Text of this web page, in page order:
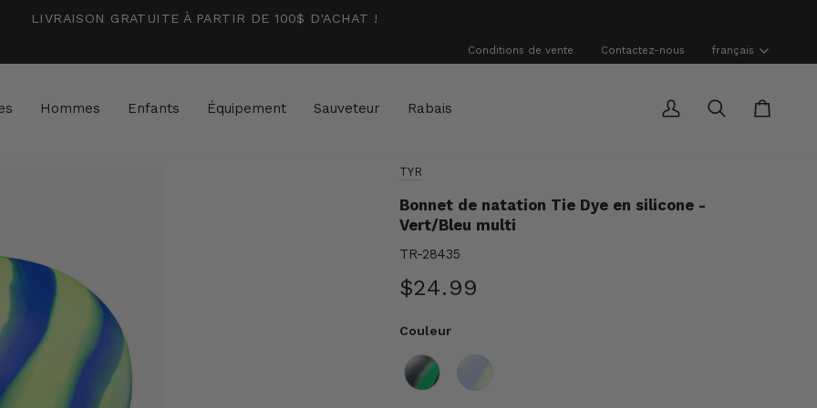
LIVRAISON GRATUITE À PARTIR DE 100$ D'ACHAT !
Conditions de vente Contactez-nous Langue
français
Hommes Enfants Équipement Sauveteur Rabais
Mon
RecherchePanier
TYR
Bonnet de natation Tie Dye en silicone -
Vert/Bleu multi
TR-28435
$24.99
Couleur